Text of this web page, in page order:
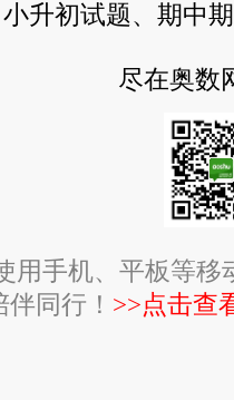
小升初试题、期中
尽在奥数
用手机、平板等移
同行！ >>点击查